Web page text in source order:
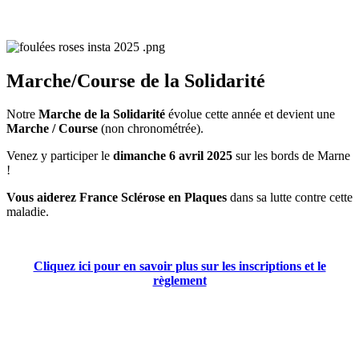
Marche/Course de la Solidarité
Notre Marche de la Solidarité évolue cette année et devient une
Marche / Course (non chronométrée).
Venez y participer le dimanche 6 avril 2025 sur les bords de Marne
!
Vous aiderez France Sclérose en Plaques dans sa lutte contre cette
maladie.
Cliquez ici pour en savoir plus sur les inscriptions et le
règlement